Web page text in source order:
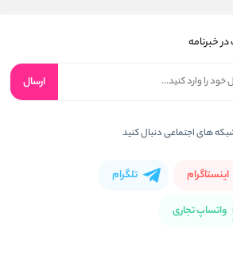
خبرنامه
ارسال
های اجتماعی دنبال کنید
اینستاگرام تلگرام
واتساپ تجاری